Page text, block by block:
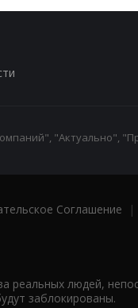
"Актуально",
Соглашение |
людей,
заблокированы.